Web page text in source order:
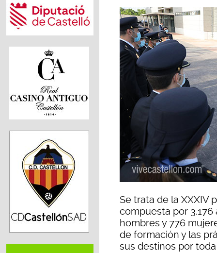
Se trata de la XXXIV
compuesta por
hombres y 776
de formación y las
sus destinos por toda